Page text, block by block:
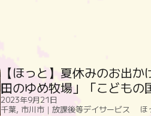
【ほっと】夏休みのお出
田のゆめ牧場」「こどもの
2023年9月21日
千葉, 市川市｜放課後等デイサービス ほ